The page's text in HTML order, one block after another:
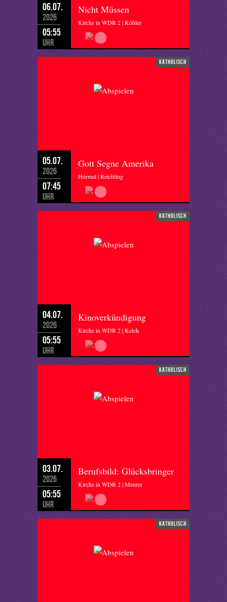
06.07.
2026
05:55
Uhr
Nicht Müssen
Kirche in WDR 2 | Köhler
katholisch
05.07.
2026
07:45
Uhr
Gott Segne Amerika
Hörmal | Reichling
katholisch
04.07.
2026
05:55
Uhr
Kinoverkündigung
Kirche in WDR 2 | Kelch
katholisch
03.07.
2026
05:55
Uhr
Berufsbild: Glücksbringer
Kirche in WDR 2 | Meurer
katholisch